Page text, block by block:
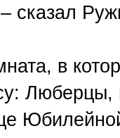
сказал
в